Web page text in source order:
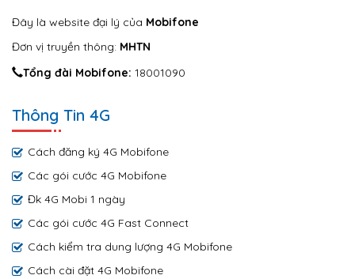
Đây là website đại lý của Mobifone
Đơn vị truyền thông: MHTN
Tổng đài Mobifone: 18001090
Thông Tin 4G
Cách đăng ký 4G Mobifone
Các gói cước 4G Mobifone
Đk 4G Mobi 1 ngày
Các gói cước 4G Fast Connect
Cách kiểm tra dung lượng 4G Mobifone
Cách cài đặt 4G Mobifone